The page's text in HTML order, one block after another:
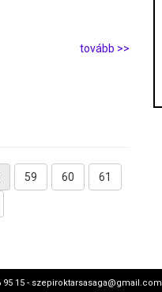
tovább >>
59 60 61
15 - szepiroktarsasaga@gmail.com